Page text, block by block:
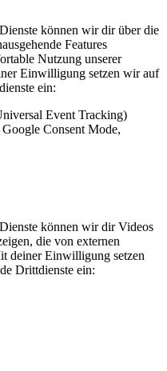
können wir dir über die
Features
Nutzung unserer
Einwilligung setzen wir auf
ein:
Event Tracking)
Consent Mode,
können wir dir Videos
die von externen
deiner Einwilligung setzen
Drittdienste ein: